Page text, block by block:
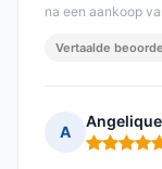
na een aankoop
Vertaalde
A
Angelique